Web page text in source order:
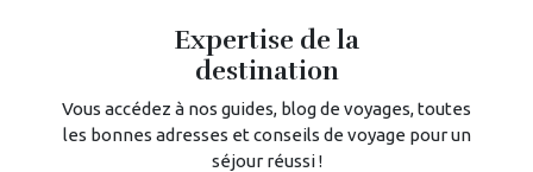
Expertise de la
destination
Vous accédez à nos guides, blog de voyages, toutes
les bonnes adresses et conseils de voyage pour un
séjour réussi !